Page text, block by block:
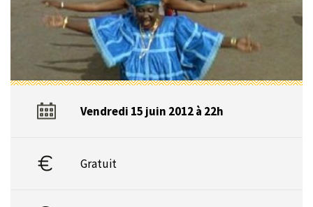
Vendredi 15 juin 2012 à 22h
Gratuit